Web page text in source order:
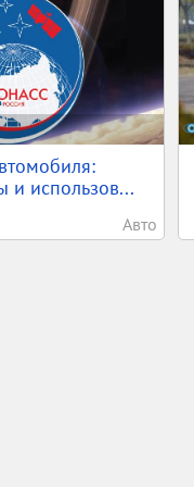
и использов...
Авто